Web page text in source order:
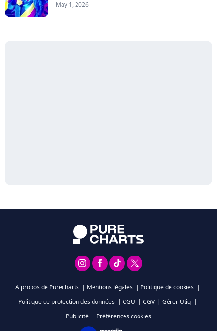
May 1, 2026
A propos de Purecharts | Mentions légales | Politique de cookies |
Politique de protection des données | CGU | CGV | Gérer Utiq |
Publicité | Préférences cookies